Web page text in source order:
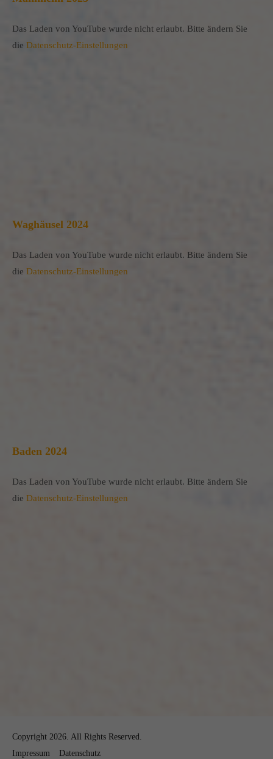
Das Laden von YouTube wurde nicht erlaubt. Bitte ändern Sie
die Datenschutz-Einstellungen
Waghäusel 2024
Das Laden von YouTube wurde nicht erlaubt. Bitte ändern Sie
die Datenschutz-Einstellungen
Baden 2024
Das Laden von YouTube wurde nicht erlaubt. Bitte ändern Sie
die Datenschutz-Einstellungen
Copyright 2026. All Rights Reserved.
Impressum
Datenschutz